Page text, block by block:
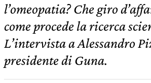
l’omeopatia? Che giro
come procede la ricerca
L’intervista a Alessandro
presidente di Guna.